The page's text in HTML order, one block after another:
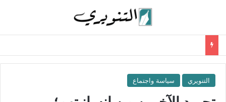
التنويري سياسة واجتماع